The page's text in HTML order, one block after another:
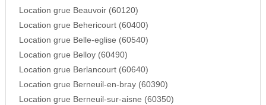
Location grue Beauvoir (60120)
Location grue Behericourt (60400)
Location grue Belle-eglise (60540)
Location grue Belloy (60490)
Location grue Berlancourt (60640)
Location grue Berneuil-en-bray (60390)
Location grue Berneuil-sur-aisne (60350)